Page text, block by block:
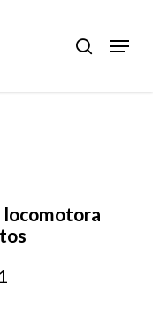
search
Menu
locomotora
Close